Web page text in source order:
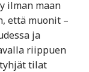
ilman maan
että muonit –
ja
riippuen
tilat